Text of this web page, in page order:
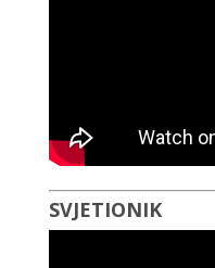
SVJETIONIK